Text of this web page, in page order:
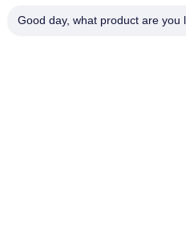
Good day, what product are you